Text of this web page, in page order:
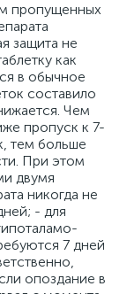
пропущенных
защита не
как
в обычное
составило
Чем
пропуск к 7-
тем больше
При этом
двумя
никогда не
- для
7 дней
опоздание в